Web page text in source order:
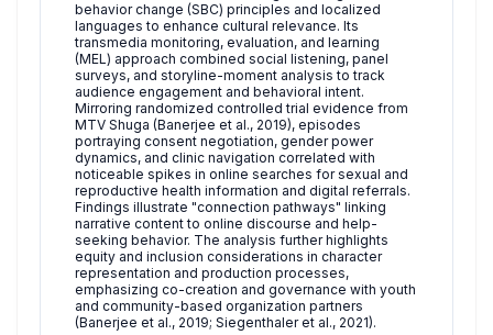
behavior change (SBC) principles and localized
languages to enhance cultural relevance. Its
transmedia monitoring, evaluation, and learning
(MEL) approach combined social listening, panel
surveys, and storyline-moment analysis to track
audience engagement and behavioral intent.
Mirroring randomized controlled trial evidence from
MTV Shuga (Banerjee et al., 2019), episodes
portraying consent negotiation, gender power
dynamics, and clinic navigation correlated with
noticeable spikes in online searches for sexual and
reproductive health information and digital referrals.
Findings illustrate "connection pathways" linking
narrative content to online discourse and help-
seeking behavior. The analysis further highlights
equity and inclusion considerations in character
representation and production processes,
emphasizing co-creation and governance with youth
and community-based organization partners
(Banerjee et al., 2019; Siegenthaler et al., 2021).